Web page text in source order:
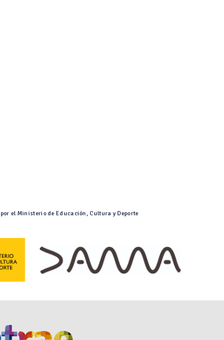
el Ministerio de Educación, Cultura y Deporte